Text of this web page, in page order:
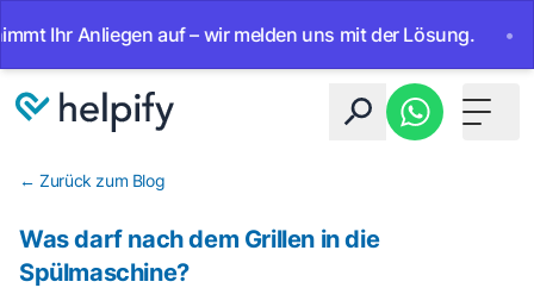
Anliegen auf – wir melden uns mit der Lösung. •
Toggle
← Zurück zum Blog
Was darf nach dem Grillen in die
Spülmaschine?